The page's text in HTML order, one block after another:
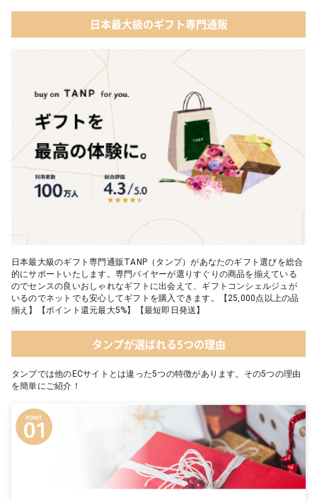
日本最大級のギフト専門通販
日本最大級のギフト専門通販TANP（タンプ）があなたのギフト選びを総合
的にサポートいたします。専門バイヤーが選りすぐりの商品を揃えている
のでセンスの良いおしゃれなギフトに出会えて、ギフトコンシェルジュが
いるのでネットでも安心してギフトを購入できます。【25,000点以上の品
揃え】【ポイント還元最大5%】【最短即日発送】
タンプが選ばれる5つの理由
タンプでは他のECサイトとは違った5つの特徴があります。その5つの理由
を簡単にご紹介！